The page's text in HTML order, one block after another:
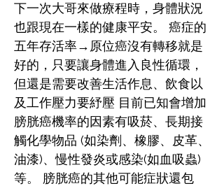
下一次大哥來做療程時，身體狀況
也跟現在一樣的健康平安。 癌症的
五年存活率→原位癌沒有轉移就是
好的，只要讓身體進入良性循環，
但還是需要改善生活作息、飲食以
及工作壓力要紓壓 目前已知會增加
膀胱癌機率的因素有吸菸、長期接
觸化學物品 (如染劑、橡膠、皮革、
油漆)、慢性發炎或感染(如血吸蟲)
等。 膀胱癌的其他可能症狀還包